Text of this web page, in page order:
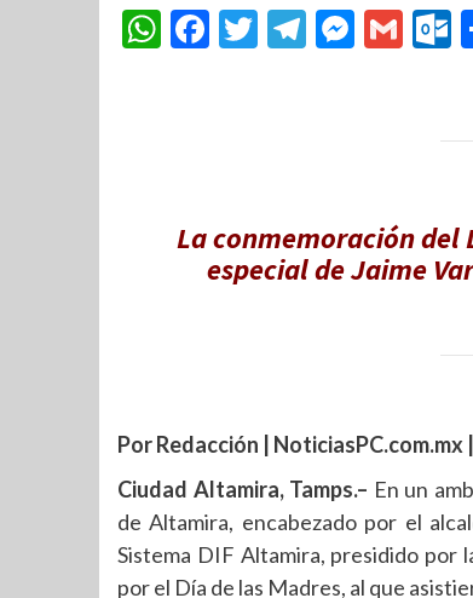
WhatsApp
Facebook
Twitter
Telegram
La conmemoración del
especial de Jaime
Por Redacción | NoticiasPC.com.mx |
Ciudad Altamira, Tamps.– En un
de Altamira, encabezado por el
Sistema DIF Altamira, presidido por
por el Día de las Madres, al que